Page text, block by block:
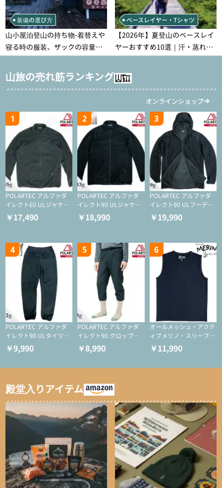
装備の選び方
山小屋泊登山の持ち物‐着替えや
寝る時の服装、ザックの容量な
どを徹底紹介！1泊2日、2泊3日
用のリスト付き
ベースレイヤー・Tシャツ
【2026年】夏登山のベースレイ
ヤーおすすめ10選｜汗・蒸れ・
汗冷え対策に効く選び方
山旅の売れ筋ランキング
オンラインショップ
1
POLARTEC アルファダ
イレクト60 ULジャケッ
ト（登山/ミドルレイヤ
ー/化繊ジャケット）
￥17,490
2
POLARTEC アルファダ
イレクト90 ULジャケッ
ト（アクティブインサレ
ーション/ミドルレイヤ
￥18,990
3
POLARTEC アルファダ
イレクト90 ULフーディ
（アクティブインサレー
ション/ミドルレイヤー/
￥19,990
4
POLARTEC アルファダ
イレクト90 ULタイツ
（アクティブインサレー
ション/テント泊用パジ
￥9,990
5
POLARTEC アルファダ
イレクト90 クロップド
ULタイツ（アクティブ
インサレーション/テン
￥8,990
6
オールメッシュ・アクテ
ィブメリノ・スリーブレ
ス
￥11,990
殿堂入りアイテム